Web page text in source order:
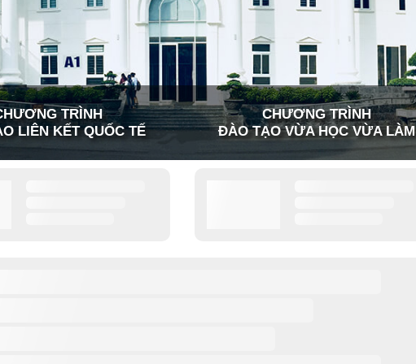
TRÌNH
LIÊN KẾT QUỐC TẾ
CHƯƠNG TRÌNH
ĐÀO TẠO VỪA HỌC VỪA LÀM